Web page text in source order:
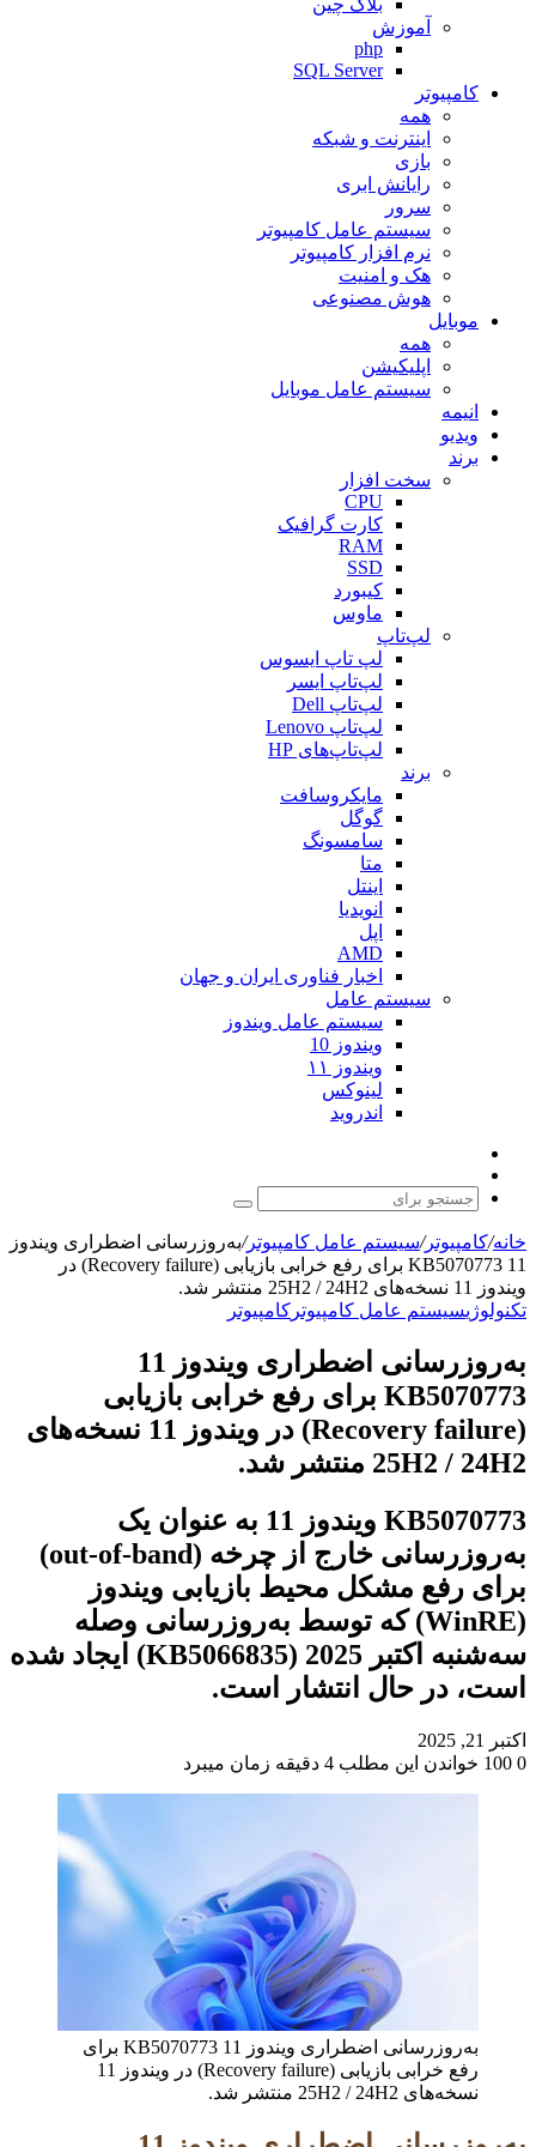
بلاک چین
آموزش
php
SQL Server
کامپیوتر
همه
اینترنت و شبکه
بازی
رایانش ابری
سرور
سیستم عامل کامپیوتر
نرم افزار کامپیوتر
هک و امنیت
هوش مصنوعی
موبایل
همه
اپلیکیشن
سیستم عامل موبایل
انیمه
ویدیو
برند
سخت افزار
CPU
کارت گرافیک
RAM
SSD
کیبورد
ماوس
لپ‌تاپ
لپ تاپ ایسوس
لپ‌تاپ ایسر
لپ‌تاپ Dell
لپ‌تاپ Lenovo
لپ‌تاپ‌های HP
برند
مایکروسافت
گوگل
سامسونگ
متا
اینتل
انویدیا
اپل
AMD
اخبار فناوری ایران و جهان
سیستم عامل
سیستم عامل ویندوز
ویندوز 10
ویندوز ۱۱
لینوکس
اندروید
پوسته
جستجو
خانه/کامپیوتر/سیستم عامل کامپیوتر/به‌روزرسانی اضطراری ویندوز
11 KB5070773 برای رفع خرابی بازیابی (Recovery failure) در
ویندوز 11 نسخه‌های 25H2 / 24H2 منتشر شد.
تکنولوژیسیستم عامل کامپیوتر کامپیوتر
به‌روزرسانی اضطراری ویندوز 11
KB5070773 برای رفع خرابی بازیابی
(Recovery failure) در ویندوز 11 نسخه‌های
25H2 / 24H2 منتشر شد.
KB5070773 ویندوز 11 به عنوان یک
به‌روزرسانی خارج از چرخه (out-of-band)
برای رفع مشکل محیط بازیابی ویندوز
(WinRE) که توسط به‌روزرسانی وصله
سه‌شنبه اکتبر 2025 (KB5066835) ایجاد شده
است، در حال انتشار است.
اکتبر 21, 2025
0
خواندن این مطلب 4 دقیقه زمان میبرد
به‌روزرسانی اضطراری ویندوز 11 KB5070773 برای
رفع خرابی بازیابی (Recovery failure) در ویندوز 11
نسخه‌های 25H2 / 24H2 منتشر شد.